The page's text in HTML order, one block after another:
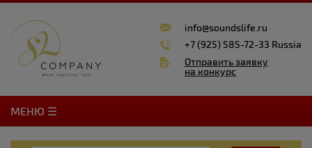
info@soundslife.ru
+7 (925) 585-72-33 Russia
Отправить заявку
на конкурс
MЕНЮ ☰